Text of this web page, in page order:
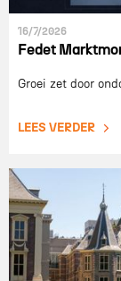
16/7/2026
Fedet
Groei zet door
LEES VERDER